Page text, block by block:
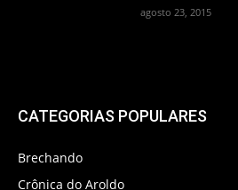
agosto 23, 2015
CATEGORIAS POPULARES
Brechando
Crônica do Aroldo